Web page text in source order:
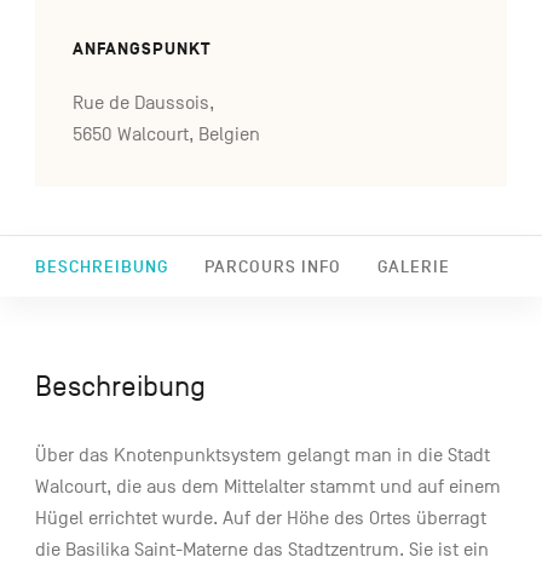
BESCHREIBUNG PARCOURS INFO GALERIE
ANFANGSPUNKT
Rue de Daussois,
5650 Walcourt, Belgien
Beschreibung
Über das Knotenpunktsystem gelangt man in die Stadt
Walcourt, die aus dem Mittelalter stammt und auf einem
Hügel errichtet wurde. Auf der Höhe des Ortes überragt
die Basilika Saint-Materne das Stadtzentrum. Sie ist ein